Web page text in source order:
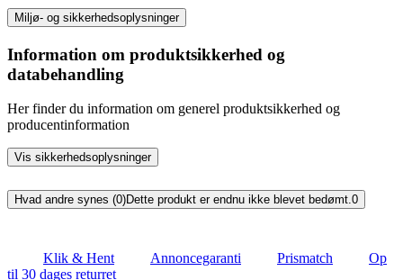
Miljø- og sikkerhedsoplysninger
Information om produktsikkerhed og
databehandling
Her finder du information om generel produktsikkerhed og
producentinformation
Vis sikkerhedsoplysninger
Hvad andre synes (0)Dette produkt er endnu ikke blevet bedømt.0
Klik & Hent Annoncegaranti Prismatch
Op
til 30 dages returret